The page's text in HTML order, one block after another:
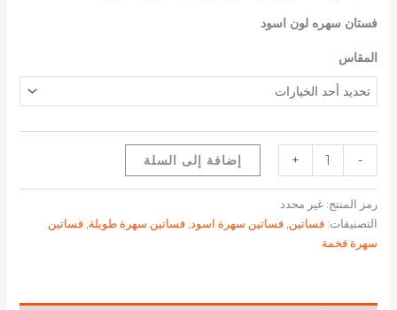
فستان سهره لون اسود
المقاس
-
+ إضافة إلى السلة
رمز المنتج: غير محدد
التصنيفات: فساتين, فساتين سهرة اسود, فساتين سهرة طويلة, فساتين
سهرة فخمة